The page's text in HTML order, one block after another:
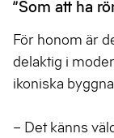
”Som att ha
För honom är
delaktig i
ikoniska
– Det känns